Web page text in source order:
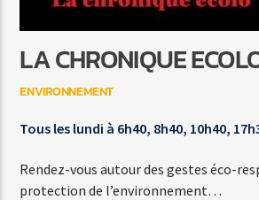
Agora Menton/Monaco
LA CHRONIQUE
ENVIRONNEMENT
Tous les lundi à 6h40, 8h40, 10h40,
Rendez-vous autour des gestes éco-
protection de l’environnement…